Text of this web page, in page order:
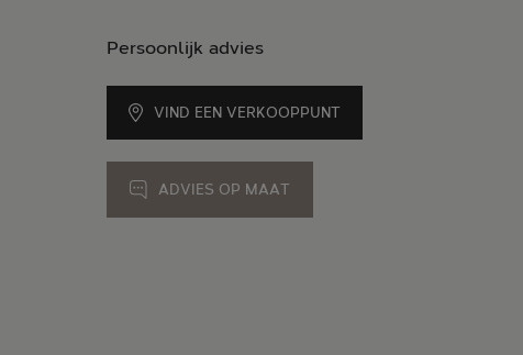
Persoonlijk advies
VIND EEN VERKOOPPUNT
ADVIES OP MAAT